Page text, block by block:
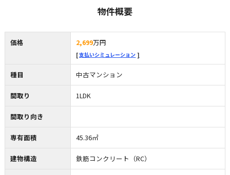
物件概要
価格 2,699万円
支払いシミュレーション
種目 中古マンション
間取り 1LDK
間取り向き
専有面積 45.36㎡
建物構造 鉄筋コンクリート（RC）